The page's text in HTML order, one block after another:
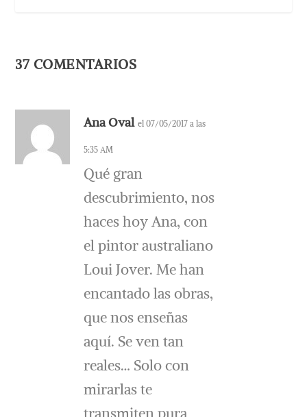
37 COMENTARIOS
Ana Oval el 07/05/2017 a las
5:35 AM
Qué gran
descubrimiento, nos
haces hoy Ana, con
el pintor australiano
Loui Jover. Me han
encantado las obras,
que nos enseñas
aquí. Se ven tan
reales… Solo con
mirarlas te
transmiten pura